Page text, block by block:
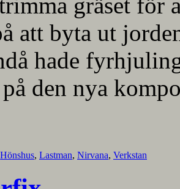
gräset för
att byta ut
hade
på den nya
Hönshus, Lastman, Nirvana, Verkstan